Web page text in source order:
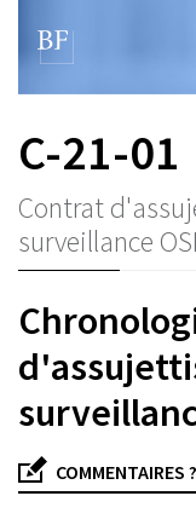
C-21-01
Contrat
surveillance
COMMENTAIRES